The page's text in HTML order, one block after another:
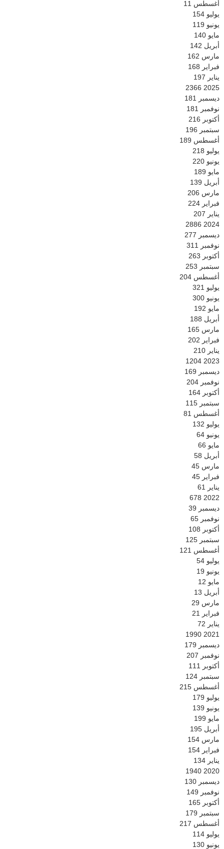
أغسطس 11
يوليو 154
يونيو 119
مايو 140
أبريل 142
مارس 162
فبراير 168
يناير 197
2025
2366
ديسمبر
181
نوفمبر
181
أكتوبر 216
سبتمبر 196
أغسطس 189
يوليو 218
يونيو 220
مايو 189
أبريل 139
مارس 206
فبراير 224
يناير 207
2024
2886
ديسمبر 277
نوفمبر
311
أكتوبر 263
سبتمبر 253
أغسطس 204
يوليو 321
يونيو 300
مايو 192
أبريل 188
مارس 165
فبراير 202
يناير 210
2023
1204
ديسمبر 169
نوفمبر 204
أكتوبر 164
سبتمبر 115
أغسطس 81
يوليو 132
يونيو 64
مايو 66
أبريل 58
مارس 45
فبراير 45
يناير
61
2022
678
ديسمبر 39
نوفمبر 65
أكتوبر 108
سبتمبر 125
أغسطس 121
يوليو 54
يونيو 19
مايو 12
أبريل 13
مارس 29
فبراير
21
يناير 72
2021
1990
ديسمبر 179
نوفمبر 207
أكتوبر
111
سبتمبر 124
أغسطس 215
يوليو 179
يونيو 139
مايو 199
أبريل 195
مارس 154
فبراير 154
يناير 134
2020
1940
ديسمبر 130
نوفمبر 149
أكتوبر 165
سبتمبر 179
أغسطس 217
يوليو 114
يونيو 130